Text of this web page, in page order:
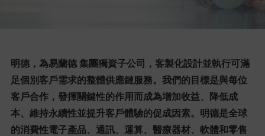
明德，為易蘭德 集團獨資子公司，客製化設計並執行可滿
足個別客戶需求的整體供應鏈服務。我們的目標是與每位
客戶合作，發揮關鍵性的作用而成為增加收益、降低成
本、維持永續性並提升客戶體驗的促成因素。明德是全球
的消費性電子產品、通訊、運算、醫療器材、軟體和零售